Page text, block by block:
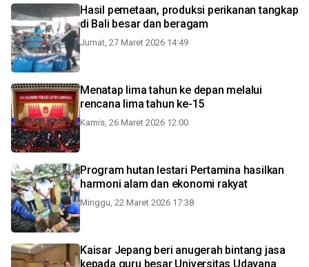
Hasil pemetaan, produksi perikanan tangkap
di Bali besar dan beragam
Jumat, 27 Maret 2026 14:49
Menatap lima tahun ke depan melalui
rencana lima tahun ke-15
Kamis, 26 Maret 2026 12:00
Program hutan lestari Pertamina hasilkan
harmoni alam dan ekonomi rakyat
Minggu, 22 Maret 2026 17:38
Kaisar Jepang beri anugerah bintang jasa
kepada guru besar Universitas Udayana